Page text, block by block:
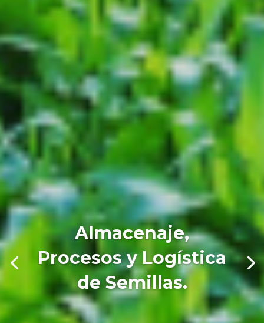
Almacenaje,
Procesos y Logística
de Semillas.